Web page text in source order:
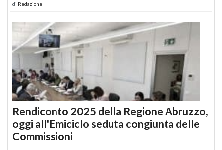
di Redazione
Rendiconto 2025 della Regione Abruzzo,
oggi all'Emiciclo seduta congiunta delle
Commissioni